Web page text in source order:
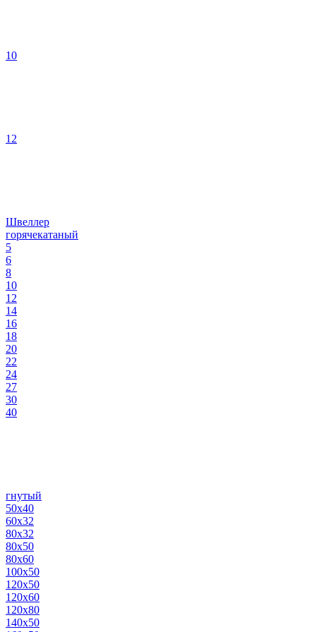
10
12
Швеллер
горячекатаный
5
6
8
10
12
14
16
18
20
22
24
27
30
40
гнутый
50х40
60х32
80х32
80х50
80х60
100х50
120х50
120х60
120х80
140х50